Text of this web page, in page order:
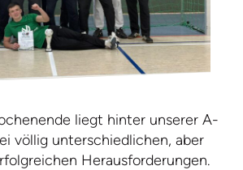
liegt hinter unserer A-
völlig unterschiedlichen, aber
Herausforderungen.